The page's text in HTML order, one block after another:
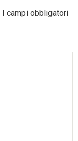
I campi obbligatori